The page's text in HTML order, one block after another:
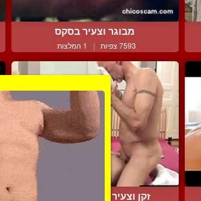
מבוגר וצעיר בסקס
7593 צפיות | 1 המלצות
זקן וצעיר בחגחגה אנאלית